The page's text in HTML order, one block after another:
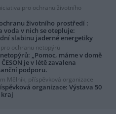
pro ochranu životního
životního prostředí :
voda v nich se otepluje:
slabinu jaderné energetiky
ochranu netopýrů
„Pomoc, máme v domě
je v létě zavalena
podporu.
Mělník, příspěvková organizace
organizace: Výstava 50
kraj